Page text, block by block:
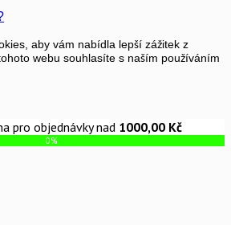
aby vám nabídla lepší zážitek z
webu souhlasíte s naším používáním
pro objednávky nad 1000,00 Kč
0%